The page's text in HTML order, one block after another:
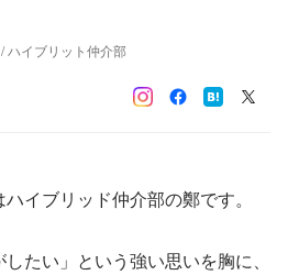
ハイブリット仲介部
イブリッド仲介部の鄭です。
たい」という強い思いを胸に、